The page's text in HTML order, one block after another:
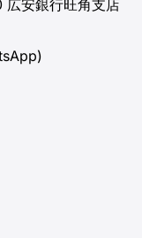
安銀行旺角支店